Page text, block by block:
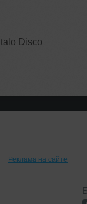
Italo Disco
Реклама на сайте